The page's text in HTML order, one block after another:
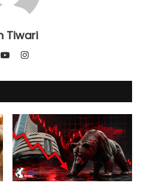
Tiwari
Instagram